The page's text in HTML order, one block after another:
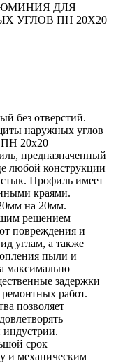
без отверстий.
наружных углов
20х20
предназначенный
любой конструкции
Профиль имеет
краями.
на 20мм.
решением
повреждения и
углам, а также
пыли и
максимально
задержки
работ.
позволяет
индустрии.
срок
и механическим